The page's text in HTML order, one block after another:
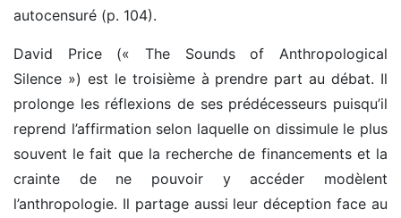
autocensuré (p. 104).
David Price (« The Sounds of Anthropological
Silence ») est le troisième à prendre part au débat. Il
prolonge les réflexions de ses prédécesseurs puisqu’il
reprend l’affirmation selon laquelle on dissimule le plus
souvent le fait que la recherche de financements et la
crainte de ne pouvoir y accéder modèlent
l’anthropologie. Il partage aussi leur déception face au